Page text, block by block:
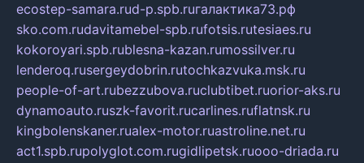
ecostep-samara.rud-p.spb.ruгалактика73.рф
sko.com.rudavitamebel-spb.rufotsis.rutesiaes.ru
kokoroyari.spb.rublesna-kazan.rumossilver.ru
lenderoq.rusergeydobrin.rutochkazvuka.msk.ru
people-of-art.rubezzubova.ruclubtibet.ruorior-aks.ru
dynamoauto.ruszk-favorit.rucarlines.ruflatnsk.ru
kingbolenskaner.rualex-motor.ruastroline.net.ru
act1.spb.rupolyglot.com.rugidlipetsk.ruooo-driada.ru